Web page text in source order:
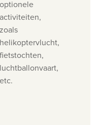
optionele
activiteiten,
zoals
helikoptervlucht,
fietstochten,
luchtballonvaart,
etc.